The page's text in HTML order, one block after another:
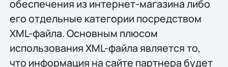
обеспечения из интернет-магазина либо
его отдельные категории посредством
XML-файла. Основным плюсом
использования XML-файла является то,
что информация на сайте партнера будет